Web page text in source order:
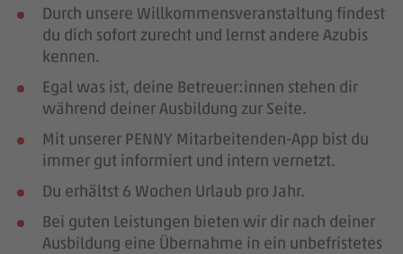
Durch unsere Willkommensveranstaltung findest
du dich sofort zurecht und lernst andere Azubis
kennen.
Egal was ist, deine Betreuer:innen stehen dir
während deiner Ausbildung zur Seite.
Mit unserer PENNY Mitarbeitenden-App bist du
immer gut informiert und intern vernetzt.
Du erhältst 6 Wochen Urlaub pro Jahr.
Bei guten Leistungen bieten wir dir nach deiner
Ausbildung eine Übernahme in ein unbefristetes